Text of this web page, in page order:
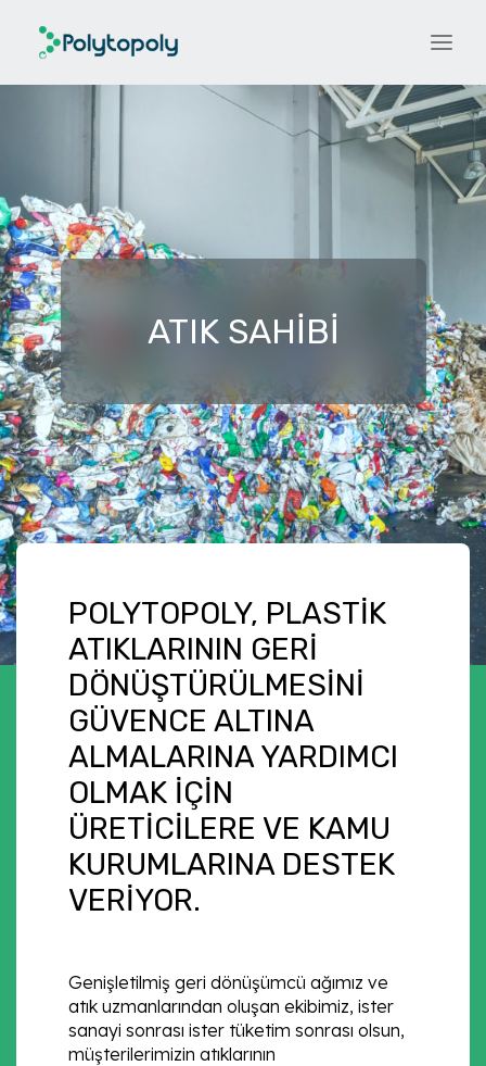
ATIK SAHIBI
POLYTOPOLY, PLASTIK
ATIKLARININ GERI
DÖNÜŞTÜRÜLMESINI
GÜVENCE ALTINA
ALMALARINA YARDIMCI
OLMAK IÇIN
ÜRETICILERE VE KAMU
KURUMLARINA DESTEK
VERIYOR.
Genişletilmiş geri dönüşümcü ağımız ve
atık uzmanlarından oluşan ekibimiz, ister
sanayi sonrası ister tüketim sonrası olsun,
müşterilerimizin atıklarının